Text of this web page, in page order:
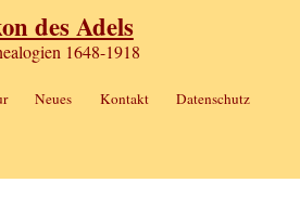
des Adels
1648-1918
Neues Kontakt Datenschutz